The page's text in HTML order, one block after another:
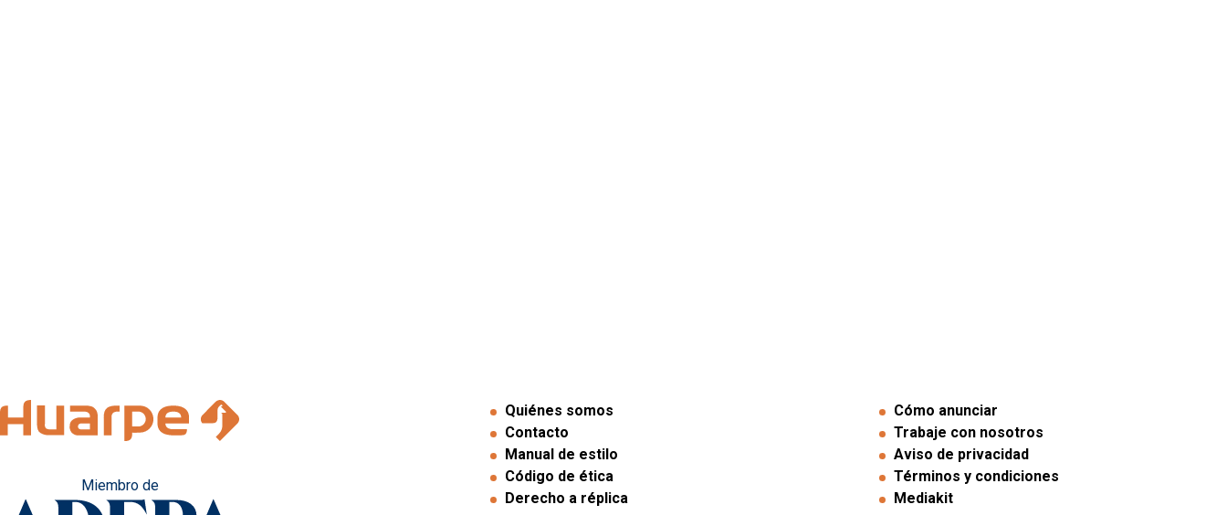
Miembro de
Quiénes somos
Contacto
Manual de estilo
Código de ética
Derecho a réplica
Cómo anunciar
Trabaje con nosotros
Aviso de privacidad
Términos y condiciones
Mediakit